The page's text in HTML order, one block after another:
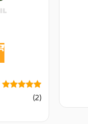
מדורגים
5.00
2(2)